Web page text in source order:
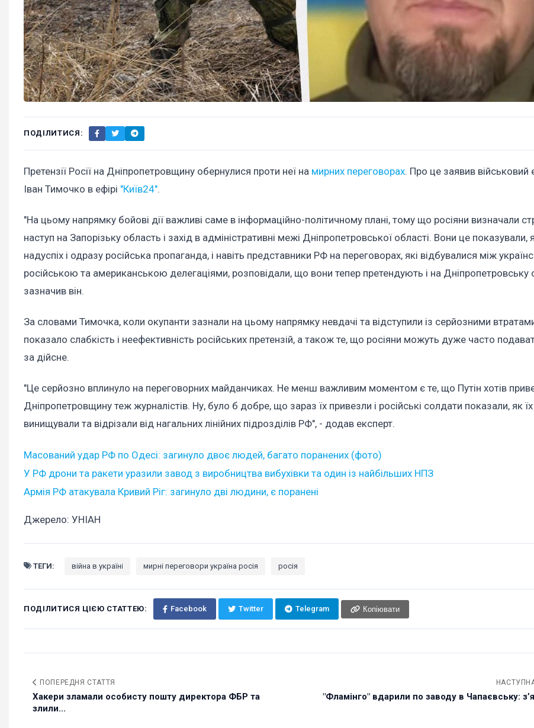
ПОДІЛИТИСЯ:
Претензії Росії на Дніпропетровщину обернулися проти неї на мирних переговорах. Про це заявив військовий
Іван Тимочко в ефірі "Київ24".
"На цьому напрямку бойові дії важливі саме в інформаційно-політичному плані, тому що росіяни визначали
наступ на Запорізьку область і захід в адміністративні межі Дніпропетровської області. Вони це показували,
надуспіх і одразу російська пропаганда, і навіть представники РФ на переговорах, які відбувалися між
російською та американською делегаціями, розповідали, що вони тепер претендують і на Дніпропетровську
зазначив він.
За словами Тимочка, коли окупанти зазнали на цьому напрямку невдачі та відступили із серйозними
показало слабкість і неефективність російських претензій, а також те, що росіяни можуть дуже часто
за дійсне.
"Це серйозно вплинуло на переговорних майданчиках. Не менш важливим моментом є те, що Путін хотів
Дніпропетровщину теж журналістів. Ну, було б добре, що зараз їх привезли і російські солдати показали, як
винищували та відрізали від нагальних лінійних підрозділів РФ", - додав експерт.
Масований удар РФ по Одесі: загинуло двоє людей, багато поранених (фото)
У РФ дрони та ракети уразили завод з виробництва вибухівки та один із найбільших НПЗ
Армія РФ атакувала Кривий Ріг: загинуло дві людини, є поранені
Джерело: УНІАН
ТЕГИ: війна в україні мирні переговори україна росія росія
ПОДІЛИТИСЯ ЦІЄЮ СТАТТЕЮ: Facebook Twitter Telegram Копіювати
ПОПЕРЕДНЯ СТАТТЯ
Хакери зламали особисту пошту директора ФБР та
злили...
"Фламінго" вдарили по заводу в Чапаєвську: